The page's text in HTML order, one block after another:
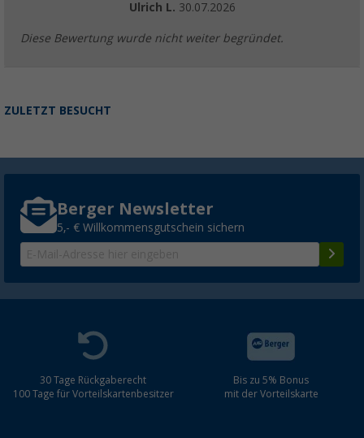
Ulrich L. 30.07.2026
Diese Bewertung wurde nicht weiter begründet.
ZULETZT BESUCHT
Berger Newsletter
5,- € Willkommensgutschein sichern
30 Tage Rückgaberecht
100 Tage für Vorteilskartenbesitzer
Bis zu 5% Bonus
mit der Vorteilskarte